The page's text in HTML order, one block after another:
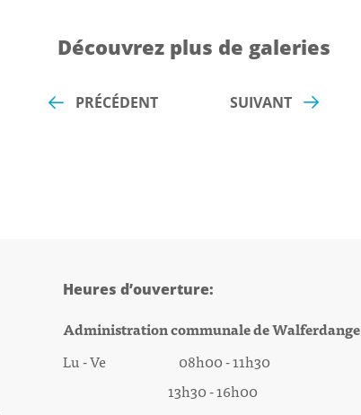
Découvrez plus de galeries
PRÉCÉDENT SUIVANT
Heures d’ouverture:
Administration communale de Walferdange
Lu - Ve 08h00 - 11h30
13h30 - 16h00